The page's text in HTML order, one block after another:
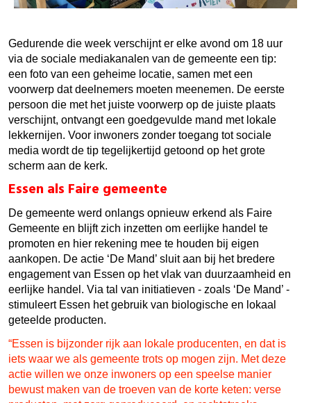
Gedurende die week verschijnt er elke avond om 18 uur
via de sociale mediakanalen van de gemeente een tip:
een foto van een geheime locatie, samen met een
voorwerp datdeelnemers moeten meenemen. De eerste
persoon die met het juiste voorwerp op de juiste plaats
verschijnt, ontvangt een goedgevulde mand met lokale
lekkernijen. Voor inwoners zonder toegang tot sociale
media wordtde tip tegelijkertijd getoond op het grote
scherm aan de kerk.
Essen als Faire gemeente
De gemeente werd onlangs opnieuw erkend als Faire
Gemeente en blijft zich inzetten om eerlijke handel te
promoten en hier rekening mee te houden bij eigen
aankopen. De actie ‘De Mand’ sluit aan bij het bredere
engagement van Essen op het vlak van duurzaamheid en
eerlijke handel. Via tal van initiatieven - zoals ‘De Mand’ -
stimuleert Essen het gebruik van biologische en lokaal
geteelde producten.
“Essen is bijzonder rijk aan lokale producenten, en dat is
iets waar we als gemeente trots op mogen zijn. Metdeze
actie willen we onze inwoners op een speelse manier
bewust maken van de troeven van de korte keten: verse